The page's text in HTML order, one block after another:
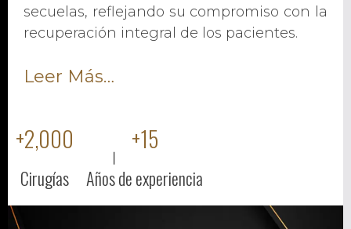
secuelas, reflejando su compromiso con la
recuperación integral de los pacientes.
Leer Más…
Cirugías
+2,000
Años de experiencia
+15